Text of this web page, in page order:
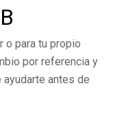
o para tu propio
por referencia y
antes de